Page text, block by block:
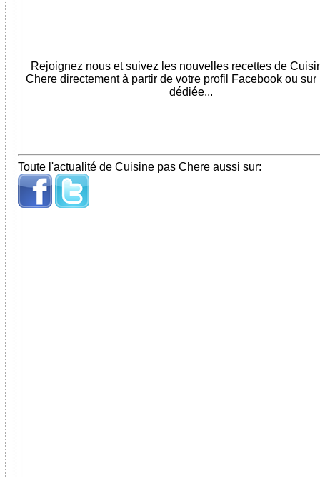
Rejoignez nous et suivez les nouvelles recettes de
Chere directement à partir de votre profil Facebook ou sur
dédiée...
Toute l'actualité de Cuisine pas Chere aussi sur: